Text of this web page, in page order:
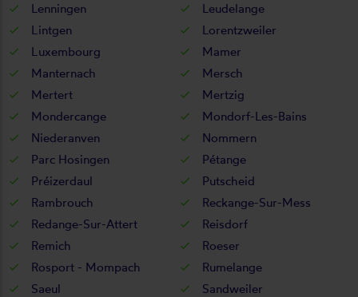
Lenningen
Leudelange
Lintgen
Lorentzweiler
Luxembourg
Mamer
Manternach
Mersch
Mertert
Mertzig
Mondercange
Mondorf-Les-Bains
Niederanven
Nommern
Parc Hosingen
Pétange
Préizerdaul
Putscheid
Rambrouch
Reckange-Sur-Mess
Redange-Sur-Attert
Reisdorf
Remich
Roeser
Rosport - Mompach
Rumelange
Saeul
Sandweiler